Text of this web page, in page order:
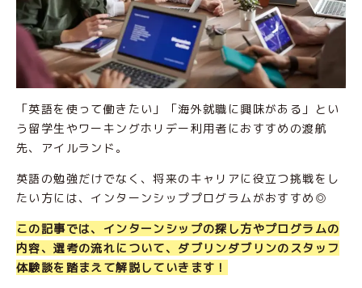
「英語を使って働きたい」「海外就職に興味がある」とい
う留学生やワーキングホリデー利用者におすすめの渡航
先、アイルランド。
英語の勉強だけでなく、将来のキャリアに役立つ挑戦をし
たい方には、インターンシッププログラムがおすすめ◎
この記事では、インターンシップの探し方やプログラムの
内容、選考の流れについて、ダブリンダブリンのスタッフ
体験談を踏まえて解説していきます！